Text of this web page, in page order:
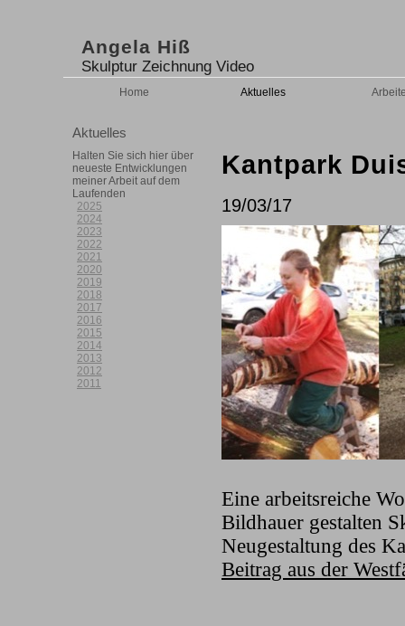
Angela Hiß
Skulptur Zeichnung Video
Home Aktuelles
Kantpark
19/03/17
Eine arbeitsreiche
Bildhauer gestalten
Neugestaltung des
Beitrag aus der
Aktuelles
Halten Sie sich hier über
neueste Entwicklungen
meiner Arbeit auf dem
Laufenden
2025
2024
2023
2022
2021
2020
2019
2018
2017
2016
2015
2014
2013
2012
2011